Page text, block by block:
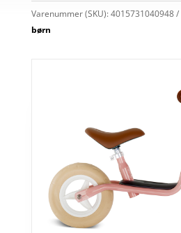
Varenummer (SKU):4015731040948
børn